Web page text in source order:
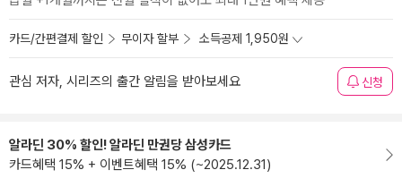
카드/간편결제 할인 무이자 할부 소득공제 1,950원
관심 저자, 시리즈의 출간 알림을 받아보세요 신청
알라딘 30% 할인! 알라딘 만권당 삼성카드
카드혜택 15% + 이벤트혜택 15% (~2025.12.31)